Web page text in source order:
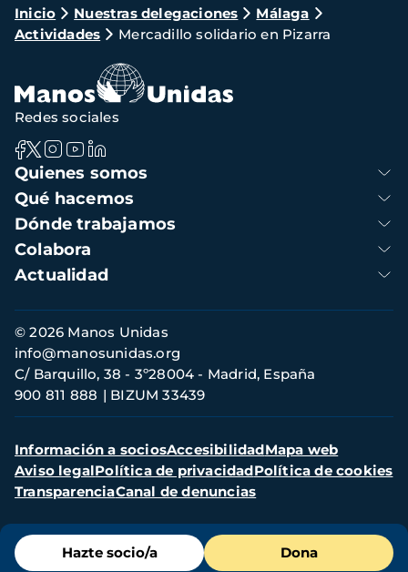
Ruta
de
navegación
Inicio Nuestras delegaciones
Málaga
Actividades
Mercadillo solidario en Pizarra
Menú
de
Hazte socio/a Dona
Navegación
principal
Quienes somos
Qué hacemos
Dónde trabajamos
Colabora
Actualidad
Redes sociales
Información
de
contacto
© 2026 Manos Unidas
C/ Barquillo, 38 - 3º28004 - Madrid, España
900 811 888
BIZUM 33439
info@manosunidas.org
Menú
secundario
Información a sociosAccesibilidadMapa web
Aviso legalPolítica de privacidadPolítica de cookies
TransparenciaCanal de denuncias